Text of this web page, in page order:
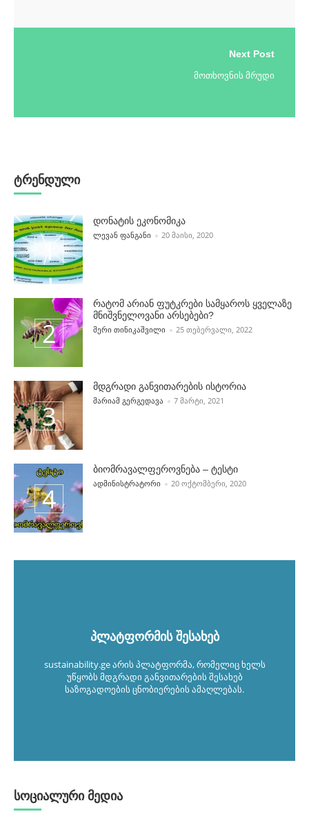
Next Post
მოთხოვნის მრუდი
ტრენდული
დონატის ეკონომიკა
POSTED BY
ᲚᲔᲕᲐᲜ ᲤᲐᲜᲒᲐᲜᲘ 20 ᲛᲐᲘᲡᲘ, 2020
რატომ არიან ფუტკრები სამყაროს ყველაზე
მნიშვნელოვანი არსებები?
POSTED BY
ᲛᲔᲠᲘ ᲗᲘᲜᲘᲙᲐᲨᲕᲘᲚᲘ 25 ᲗᲔᲑᲔᲠᲕᲐᲚᲘ, 2022
მდგრადი განვითარების ისტორია
POSTED BY
ᲛᲐᲠᲘᲐᲛ ᲒᲔᲠᲒᲔᲓᲐᲕᲐ 7 ᲛᲐᲠᲢᲘ, 2021
ბიომრავალფეროვნება – ტესტი
POSTED BY
ᲐᲓᲛᲘᲜᲘᲡᲢᲠᲐᲢᲝᲠᲘ 20 ᲝᲥᲢᲝᲛᲑᲔᲠᲘ, 2020
პლატფორმის შესახებ
sustainability.ge არის პლატფორმა, რომელიც ხელს
უწყობს მდგრადი განვითარების შესახებ
საზოგადოების ცნობიერების ამაღლებას.
სოციალური მედია